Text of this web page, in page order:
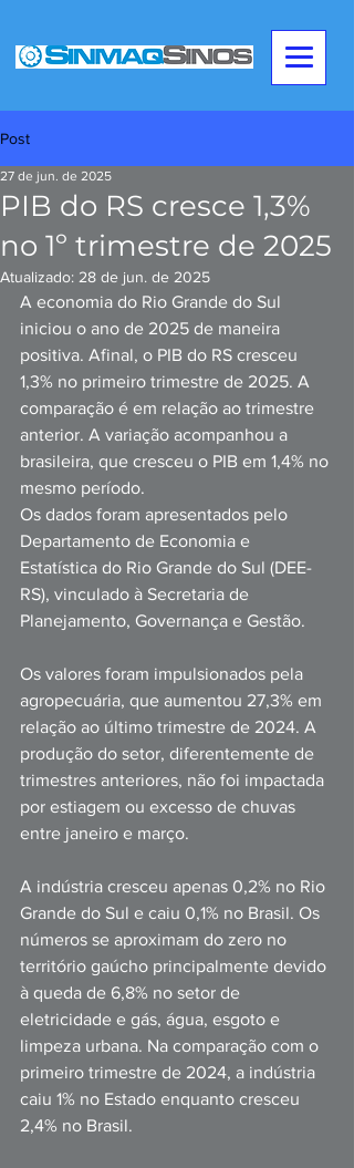
Post
PIB do RS cresce 1,3%
no 1º trimestre de 2025
27 de jun. de 2025
Atualizado: 28 de jun. de 2025
A economia do Rio Grande do Sul
iniciou o ano de 2025 de maneira
positiva. Afinal, o PIB do RS cresceu
1,3% no primeiro trimestre de 2025. A
comparação é em relação ao trimestre
anterior. A variação acompanhou a
brasileira, que cresceu o PIB em 1,4% no
mesmo período.
Os dados foram apresentados pelo
Departamento de Economia e
Estatística do Rio Grande do Sul (DEE-
RS), vinculado à Secretaria de
Planejamento, Governança e Gestão.
Os valores foram impulsionados pela
agropecuária, que aumentou 27,3% em
relação ao último trimestre de 2024. A
produção do setor, diferentemente de
trimestres anteriores, não foi impactada
por estiagem ou excesso de chuvas
entre janeiro e março.
A indústria cresceu apenas 0,2% no Rio
Grande do Sul e caiu 0,1% no Brasil. Os
números se aproximam do zero no
território gaúcho principalmente devido
à queda de 6,8% no setor de
eletricidade e gás, água, esgoto e
limpeza urbana. Na comparação com o
primeiro trimestre de 2024, a indústria
caiu 1% no Estado enquanto cresceu
2,4% no Brasil.